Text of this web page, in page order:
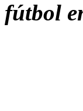
fútbol